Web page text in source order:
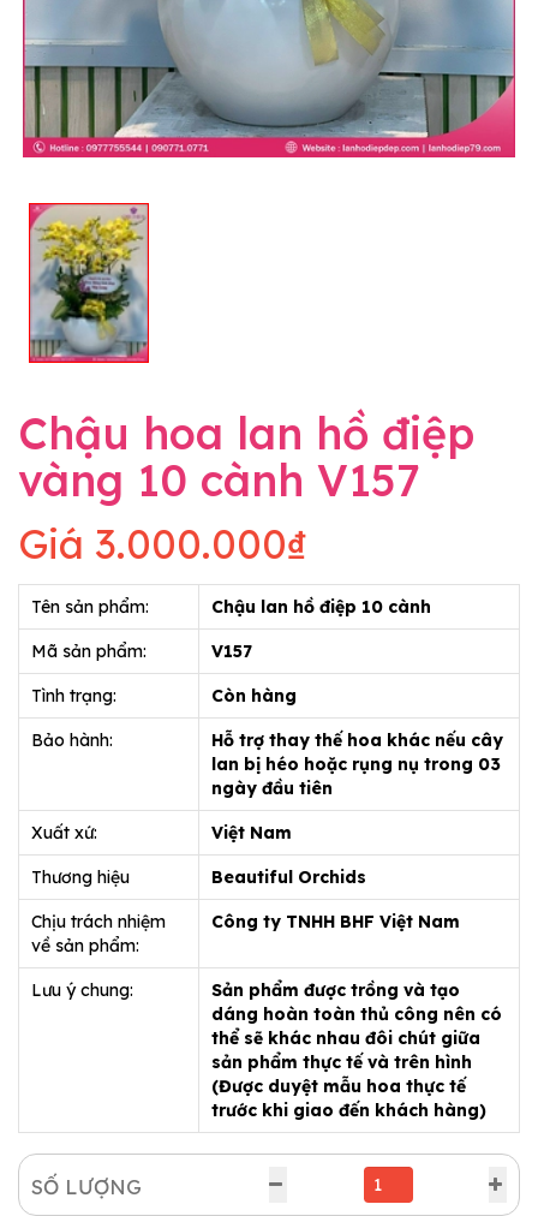
Chậu hoa lan hồ điệp
vàng 10 cành V157
Giá 3.000.000₫
Tên sản phẩm: Chậu lan hồ điệp 10 cành
Mã sản phẩm: V157
Tình trạng: Còn hàng
Bảo hành:
Hỗ trợ thay thế hoa khác nếu cây
lan bị héo hoặc rụng nụ trong 03
ngày đầu tiên
Xuất xứ: Việt Nam
Thương hiệu Beautiful Orchids
Chịu trách nhiệm
về sản phẩm:
Công ty TNHH BHF Việt Nam
Lưu ý chung:
Sản phẩm được trồng và tạo
dáng hoàn toàn thủ công nên có
thể sẽ khác nhau đôi chút giữa
sản phẩm thực tế và trên hình
(Được duyệt mẫu hoa thực tế
trước khi giao đến khách hàng)
SỐ LƯỢNG